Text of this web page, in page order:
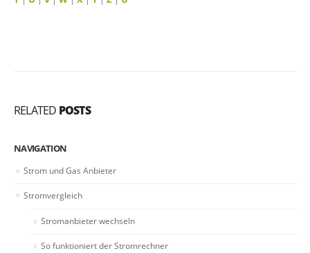
RELATED POSTS
NAVIGATION
Strom und Gas Anbieter
Stromvergleich
Stromanbieter wechseln
So funktioniert der Stromrechner